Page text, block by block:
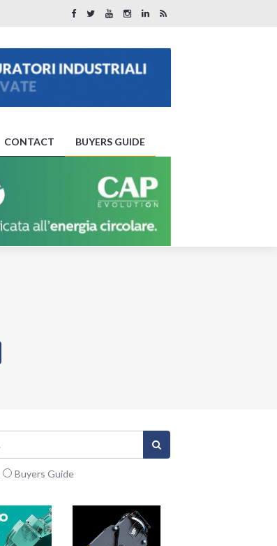
CONTACT BUYERS GUIDE
Buyers Guide